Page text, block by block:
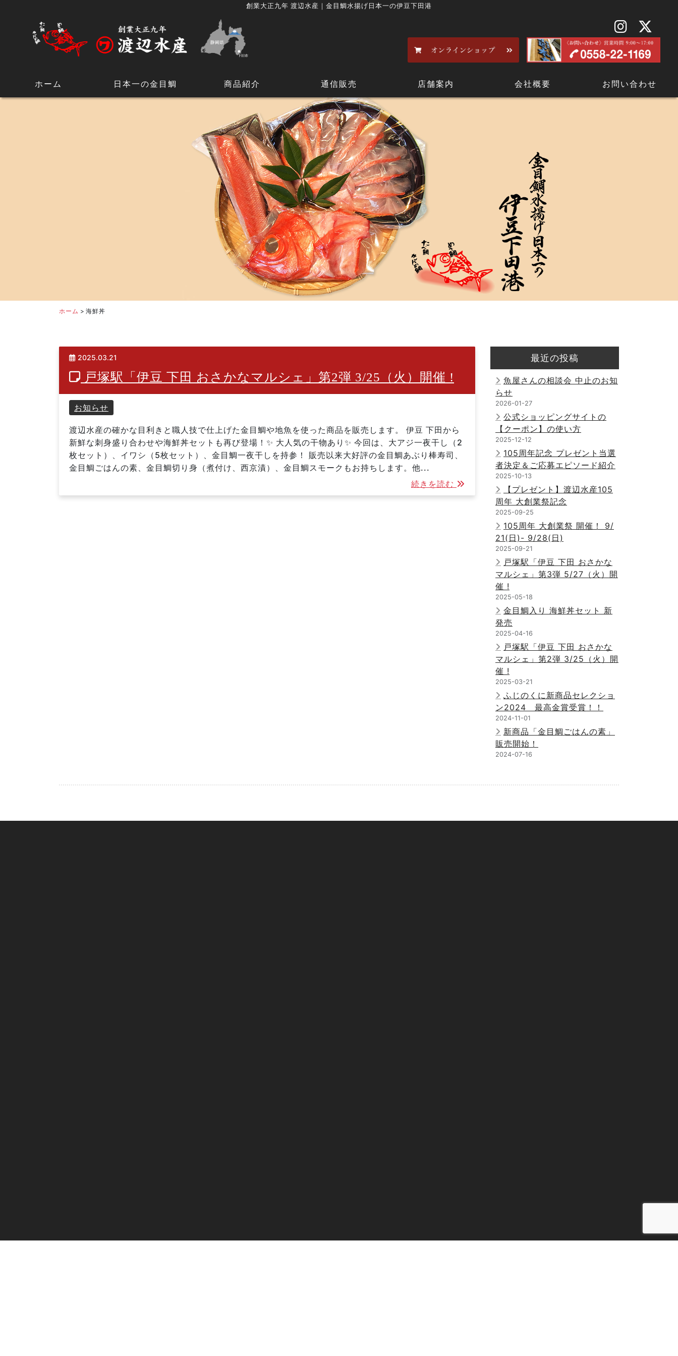
創業大正九年 渡辺水産｜金目鯛水揚げ日本一の伊豆下田港
ホーム 日本一の金目鯛 商品紹介 通信販売 店舗案内 会社概要 お問い合わせ
ホーム > 海鮮丼
2025.03.21
戸塚駅「伊豆 下田 おさかなマルシェ」第2弾 3/25（火）開催 !
お知らせ
渡辺水産の確かな目利きと職人技で仕上げた金目鯛や地魚を使った商品を販売します。 伊豆 下田から
新鮮な刺身盛り合わせや海鮮丼セットも再び登場！✨ 大人気の干物あり✨ 今回は、大アジ一夜干し（2
枚セット）、イワシ（5枚セット）、金目鯛一夜干しを持参！ 販売以来大好評の金目鯛あぶり棒寿司、
金目鯛ごはんの素、金目鯛切り身（煮付け、西京漬）、金目鯛スモークもお持ちします。他...
続きを読む
最近の投稿
魚屋さんの相談会 中止のお知
らせ
2026-01-27
公式ショッピングサイトの
【クーポン】の使い方
2025-12-12
105周年記念 プレゼント当選
者決定＆ご応募エピソード紹介
2025-10-13
【プレゼント】渡辺水産105
周年 大創業祭記念
2025-09-25
105周年 大創業祭 開催！ 9/
21(日)- 9/28(日)
2025-09-21
戸塚駅「伊豆 下田 おさかな
マルシェ」第3弾 5/27（火）開
催 !
2025-05-18
金目鯛入り 海鮮丼セット 新
発売
2025-04-16
戸塚駅「伊豆 下田 おさかな
マルシェ」第2弾 3/25（火）開
催 !
2025-03-21
ふじのくに新商品セレクショ
ン2024 最高金賞受賞！！
2024-11-01
新商品「金目鯛ごはんの素」
販売開始！
2024-07-16